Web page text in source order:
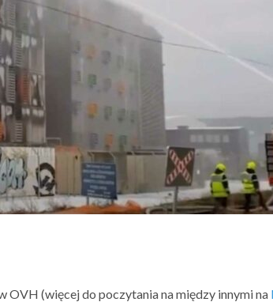
OVH (więcej do poczytania na między innymi na